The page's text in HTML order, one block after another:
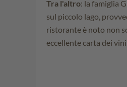
Tra l'altro: la famiglia
sul piccolo lago,
ristorante è noto non
eccellente carta dei